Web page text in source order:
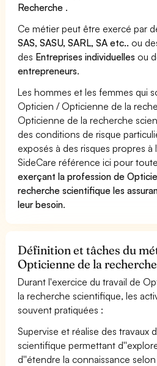
Recherche .
Ce métier peut être exercé par
SAS, SASU, SARL, SA etc.. ou
des Entreprises individuelles ou
entrepreneurs.
Les hommes et les femmes qui
Opticien / Opticienne de la
Opticienne de la recherche
des conditions de risque
exposés à des risques propres à
SideCare référence ici pour
exerçant la profession de
recherche scientifique les
leur besoin.
Définition et tâches du
Opticienne de la
Durant l'exercice du travail de
la recherche scientifique, les
souvent pratiquées :
Supervise et réalise des travaux
scientifique permettant
d''étendre la connaissance